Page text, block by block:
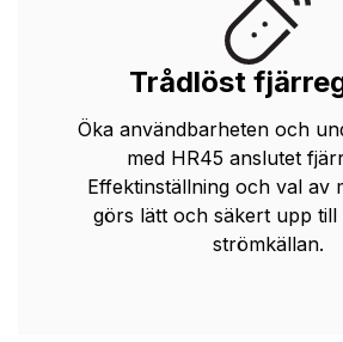
Trådlöst
Öka användbarheten och
med HR45 anslutet
Effektinställning och val av
görs lätt och säkert upp till
strömkällan.